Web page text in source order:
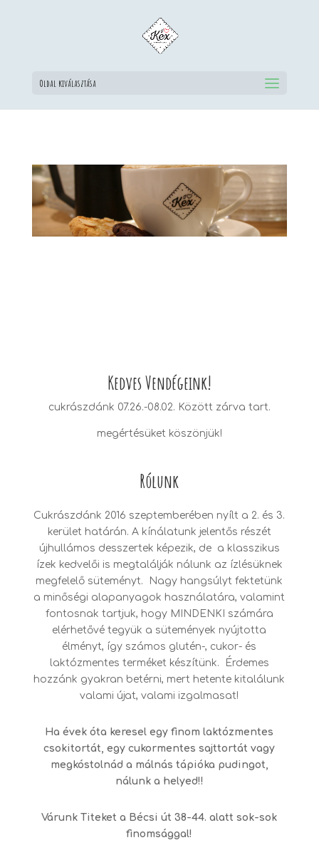
Oldal kiválasztása
Kedves Vendégeink!
cukrászdánk 07.26.-08.02. Között zárva tart.
megértésüket köszönjük!
Rólunk
Cukrászdánk 2016 szeptemberében nyílt a 2. és 3.
kerület határán. A kínálatunk jelentős részét
újhullámos desszertek képezik, de a klasszikus
ízek kedvelői is megtalálják nálunk az ízlésüknek
megfelelő süteményt. Nagy hangsúlyt fektetünk
a minőségi alapanyagok használatára, valamint
fontosnak tartjuk, hogy MINDENKI számára
elérhetővé tegyük a sütemények nyújtotta
élményt, így számos glutén-, cukor- és
laktózmentes terméket készítünk. Érdemes
hozzánk gyakran betérni, mert hetente kitalálunk
valami újat, valami izgalmasat!
Ha évek óta keresel egy finom laktózmentes
csokitortát, egy cukormentes sajttortát vagy
megkóstolnád a málnás tápióka pudingot,
nálunk a helyed!!
Várunk Titeket a Bécsi út 38-44. alatt sok-sok
finomsággal!